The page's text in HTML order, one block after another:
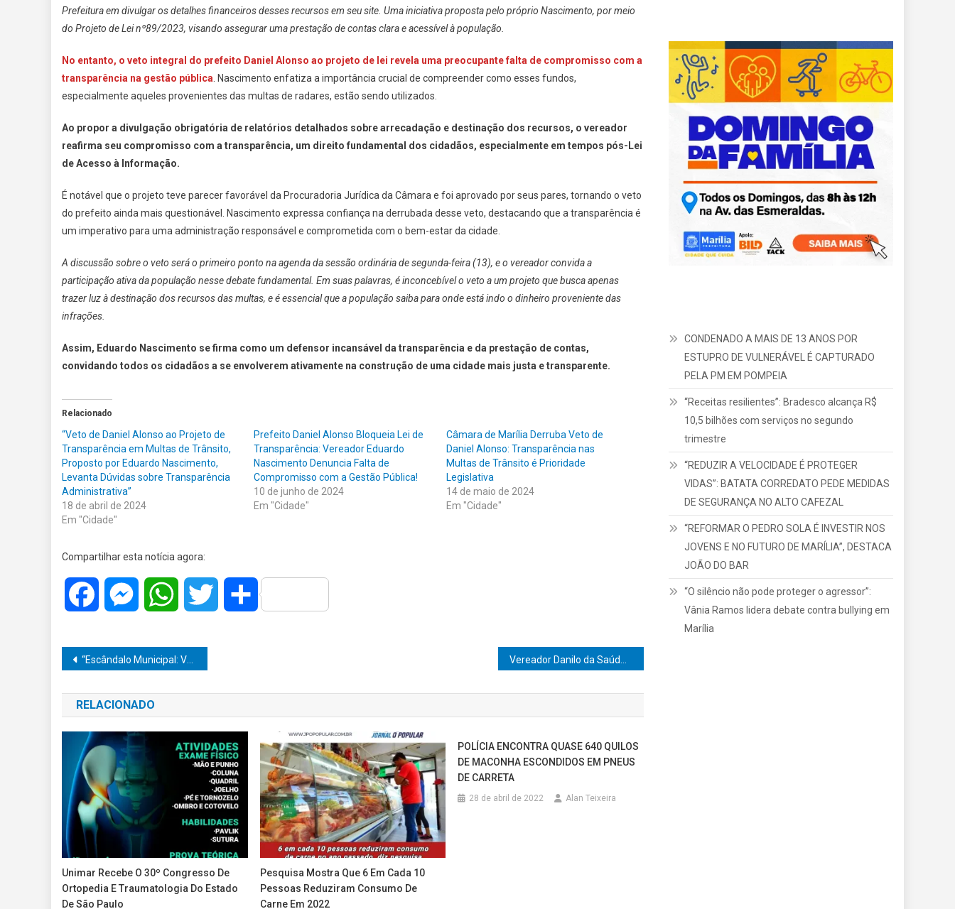
Prefeitura em divulgar os detalhes financeiros desses recursos em seu site. Uma iniciativa proposta pelo próprio Nascimento, por meio
do Projeto de Lei nº89/2023, visando assegurar uma prestação de contas clara e acessível à população.
No entanto, o veto integral do prefeito Daniel Alonso ao projeto de lei revela uma preocupante falta de compromisso com a
transparência na gestão pública. Nascimento enfatiza a importância crucial de compreender como esses fundos,
especialmente aqueles provenientes das multas de radares, estão sendo utilizados.
Ao propor a divulgação obrigatória de relatórios detalhados sobre arrecadação e destinação dos recursos, o vereador
reafirma seu compromisso com a transparência, um direito fundamental dos cidadãos, especialmente em tempos pós-Lei
de Acesso à Informação.
É notável que o projeto teve parecer favorável da Procuradoria Jurídica da Câmara e foi aprovado por seus pares, tornando o veto
do prefeito ainda mais questionável. Nascimento expressa confiança na derrubada desse veto, destacando que a transparência é
um imperativo para uma administração responsável e comprometida com o bem-estar da cidade.
A discussão sobre o veto será o primeiro ponto na agenda da sessão ordinária de segunda-feira (13), e o vereador convida a
participação ativa da população nesse debate fundamental. Em suas palavras, é inconcebível o veto a um projeto que busca apenas
trazer luz à destinação dos recursos das multas, e é essencial que a população saiba para onde está indo o dinheiro proveniente das
infrações.
Assim, Eduardo Nascimento se firma como um defensor incansável da transparência e da prestação de contas,
convidando todos os cidadãos a se envolverem ativamente na construção de uma cidade mais justa e transparente.
Relacionado
“Veto de Daniel Alonso ao Projeto de
Transparência em Multas de Trânsito,
Proposto por Eduardo Nascimento,
Levanta Dúvidas sobre Transparência
Administrativa”
18 de abril de 2024
Em "Cidade"
Prefeito Daniel Alonso Bloqueia Lei de
Transparência: Vereador Eduardo
Nascimento Denuncia Falta de
Compromisso com a Gestão Pública!
10 de junho de 2024
Em "Cidade"
Câmara de Marília Derruba Veto de
Daniel Alonso: Transparência nas
Multas de Trânsito é Prioridade
Legislativa
14 de maio de 2024
Em "Cidade"
Compartilhar esta notícia agora:
Facebook MessengerWhatsAppTwitter Share
Navegação
de
Post
“Escândalo Municipal: Vanderlei Dolce, Ligado ao Prefeito Daniel Alonso, Sob Investigação por Contratos Suspeitos, Agora Almeja Cargo de Vereador!” Vereador Danilo da Saúde exige respostas sobre o futuro tecnológico de Marília: “Por que o Parque Tecnológico ainda não saiu do papel?”
RELACIONADO
Unimar Recebe O 30º Congresso De
Ortopedia E Traumatologia Do Estado
De São Paulo
Pesquisa Mostra Que 6 Em Cada 10
Pessoas Reduziram Consumo De
Carne Em 2022
POLÍCIA ENCONTRA QUASE 640 QUILOS
DE MACONHA ESCONDIDOS EM PNEUS
DE CARRETA
28 de abril de 2022 Alan Teixeira
CONDENADO A MAIS DE 13 ANOS POR
ESTUPRO DE VULNERÁVEL É CAPTURADO
PELA PM EM POMPEIA
“Receitas resilientes”: Bradesco alcança R$
10,5 bilhões com serviços no segundo
trimestre
“REDUZIR A VELOCIDADE É PROTEGER
VIDAS”: BATATA CORREDATO PEDE MEDIDAS
DE SEGURANÇA NO ALTO CAFEZAL
“REFORMAR O PEDRO SOLA É INVESTIR NOS
JOVENS E NO FUTURO DE MARÍLIA”, DESTACA
JOÃO DO BAR
“O silêncio não pode proteger o agressor”:
Vânia Ramos lidera debate contra bullying em
Marília